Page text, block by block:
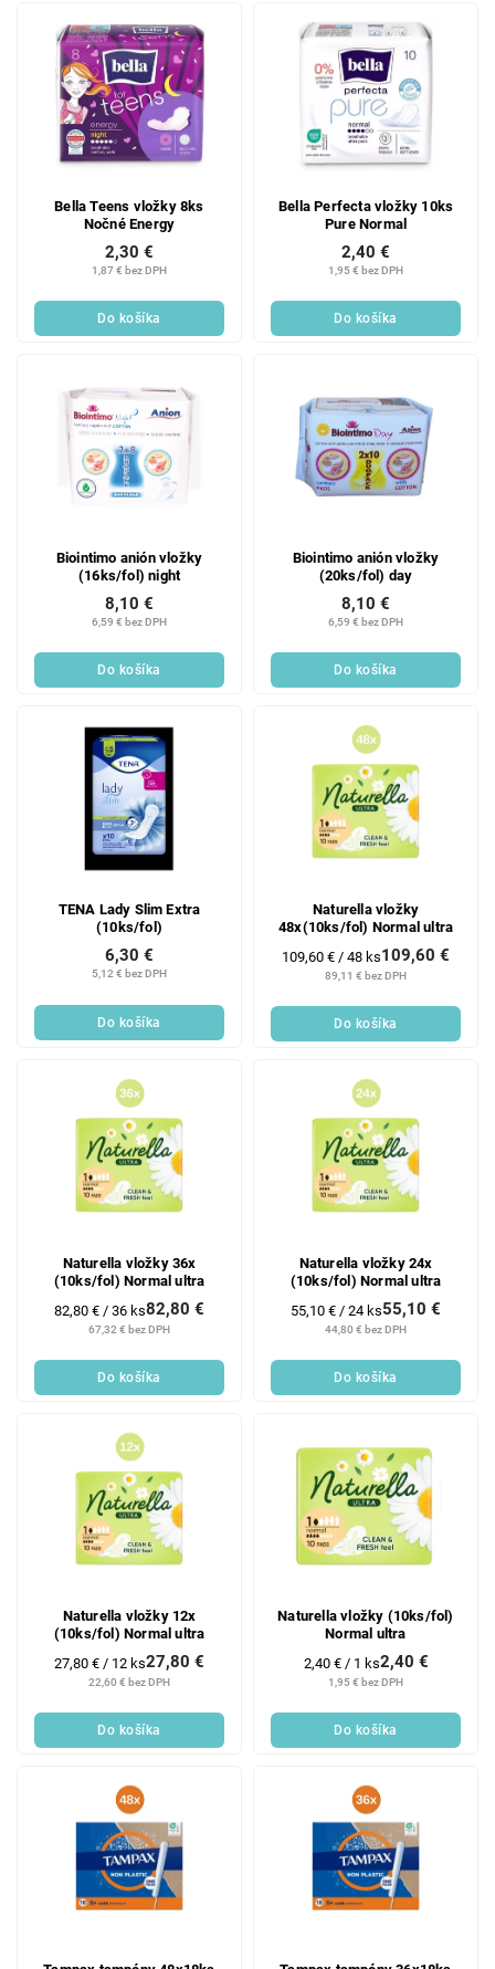
Bella Teens vložky 8ks
Nočné Energy
1,87 € bez DPH
2,30 €
Do košíka
Bella Perfecta vložky 10ks
Pure Normal
1,95 € bez DPH
2,40 €
Do košíka
Biointimo anión vložky
(16ks/fol) night
6,59 € bez DPH
8,10 €
Do košíka
Biointimo anión vložky
(20ks/fol) day
6,59 € bez DPH
8,10 €
Do košíka
TENA Lady Slim Extra
(10ks/fol)
5,12 € bez DPH
6,30 €
Do košíka
Naturella vložky
48x(10ks/fol) Normal ultra
89,11 € bez DPH
109,60 €
Jednotková
109,60 € / 48 ks
Do košíka
Naturella vložky 36x
(10ks/fol) Normal ultra
67,32 € bez DPH
82,80 €
Jednotková
82,80 € / 36 ks
Do košíka
Naturella vložky 24x
(10ks/fol) Normal ultra
44,80 € bez DPH
55,10 €
Jednotková
55,10 € / 24 ks
Do košíka
Naturella vložky 12x
(10ks/fol) Normal ultra
22,60 € bez DPH
27,80 €
Jednotková
27,80 € / 12 ks
Do košíka
Naturella vložky (10ks/fol)
Normal ultra
1,95 € bez DPH
2,40 €
Jednotková
cena:
2,40 € / 1 ks
Do košíka